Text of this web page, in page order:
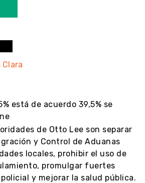
está de acuerdo 39,5% se
de Otto Lee son separar
y Control de Aduanas
locales, prohibir el uso de
promulgar fuertes
y mejorar la salud pública.